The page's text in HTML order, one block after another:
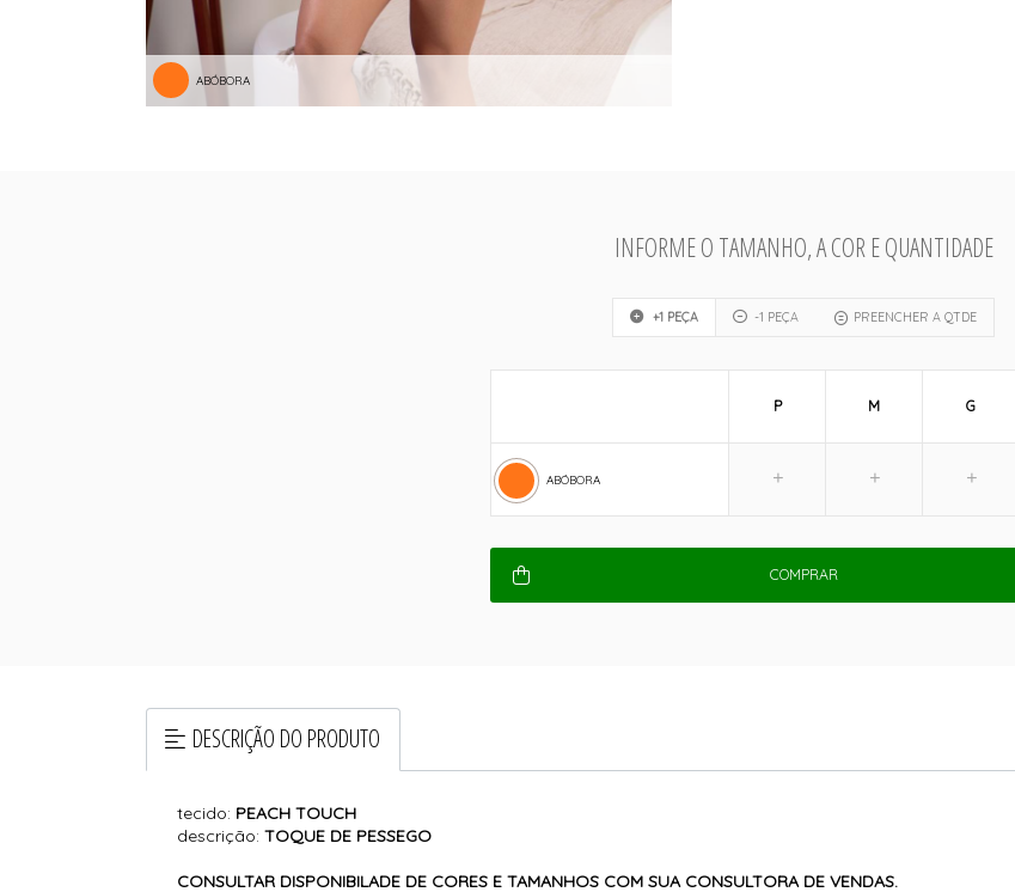
ABÓBORA
INFORME O TAMANHO, A COR E QUANTIDADE
+1 PEÇA -1 PEÇA PREENCHER A QTDE
ABÓBORA
P M G
COMPRAR
DESCRIÇÃO DO PRODUTO
tecido: PEACH TOUCH
descrição:TOQUE DE PESSEGO
CONSULTAR DISPONIBILADE DE CORES E TAMANHOS COM SUA CONSULTORA DE VENDAS.